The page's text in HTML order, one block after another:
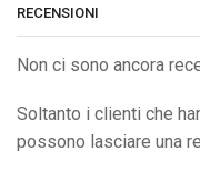
RECENSIONI
Non ci sono ancora
Soltanto i clienti che
possono lasciare una